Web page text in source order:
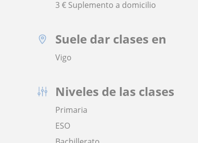
3 € Suplemento a domicilio
Suele dar clases en
Vigo
Niveles de las clases
Primaria
ESO